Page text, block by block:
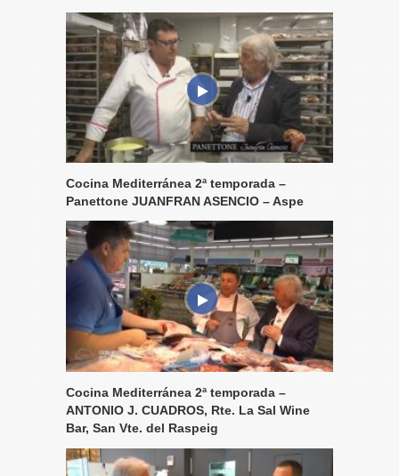
Cocina Mediterránea 2ª temporada –
Panettone JUANFRAN ASENCIO – Aspe
Cocina Mediterránea 2ª temporada –
ANTONIO J. CUADROS, Rte. La Sal Wine
Bar, San Vte. del Raspeig